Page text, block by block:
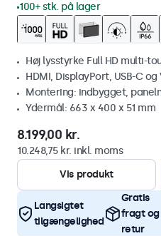
100+ stk. på lager
Høj lysstyrke Full HD multi-
HDMI, DisplayPort, USB-C og
Montering: indbygget,
Ydermål: 663 x 400 x 51 mm
8.199,00 kr.
10.248,75 kr. inkl. moms
Vis produkt
Langsigtet
tilgængelighed
Gratis
fragt og
retur